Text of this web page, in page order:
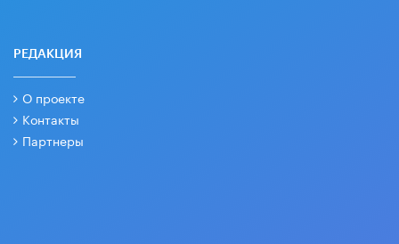
РЕДАКЦИЯ
О проекте
Контакты
Партнеры